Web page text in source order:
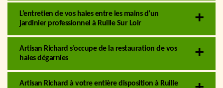
L’entretien de vos haies entre les mains d’un
jardinier professionnel à Ruille Sur Loir
Artisan Richard s’occupe de la restauration de vos
haies dégarnies
Artisan Richard à votre entière disposition à Ruille